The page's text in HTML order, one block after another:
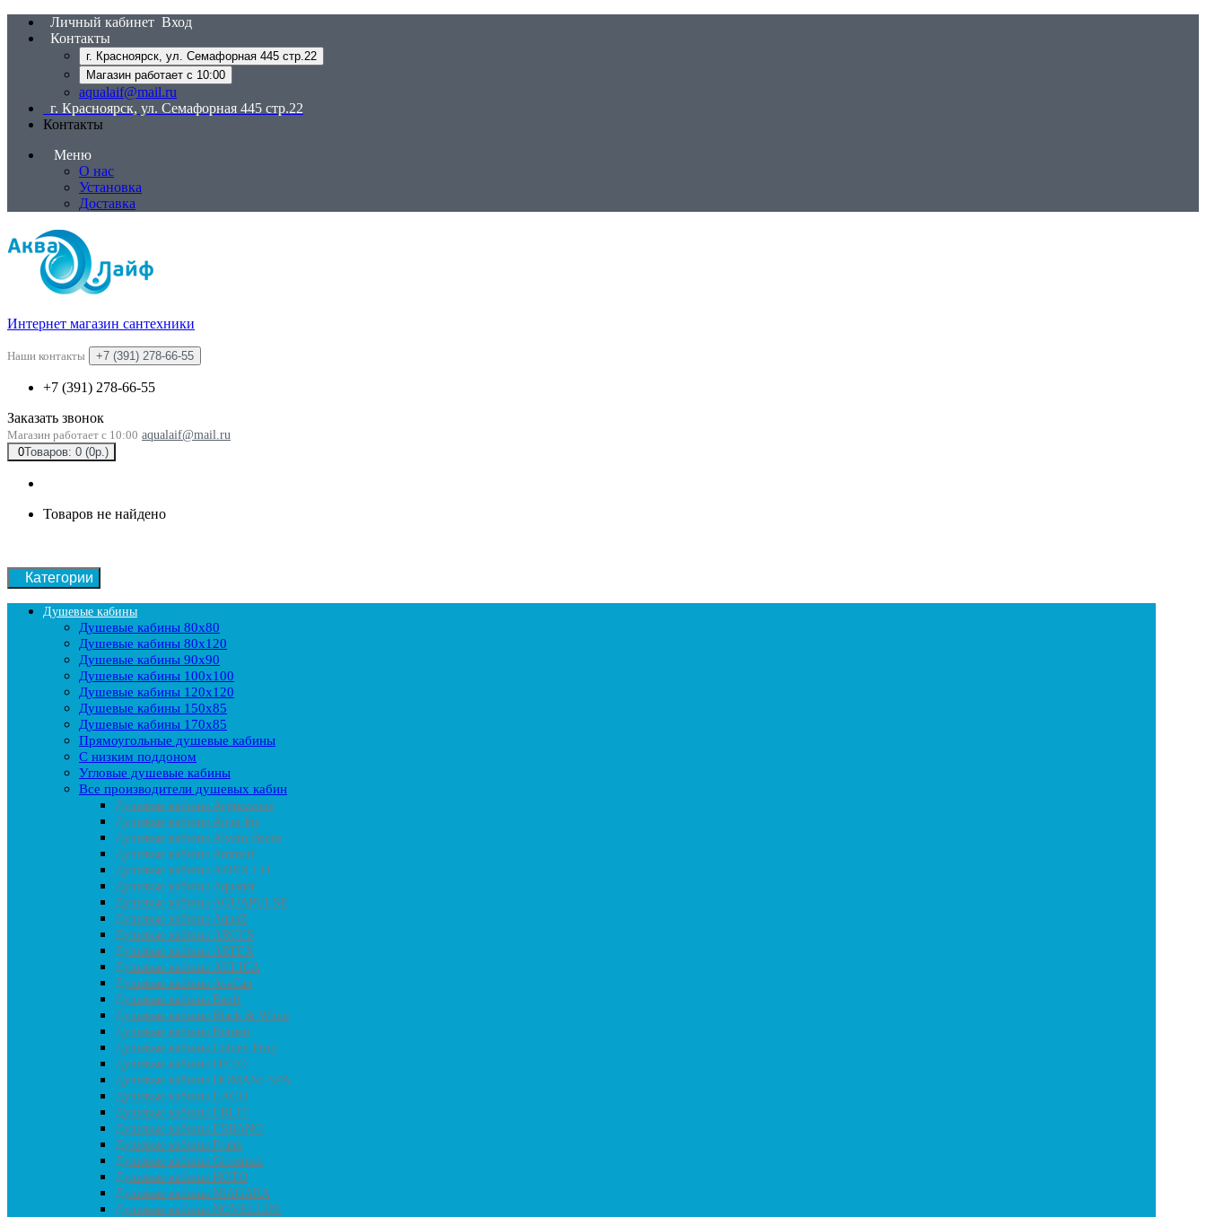
Личный кабинет Вход
Контакты
г. Красноярск, ул. Семафорная 445 стр.22
Магазин работает с 10:00
aqualaif@mail.ru
г. Красноярск, ул. Семафорная 445 стр.22
Контакты
Меню
О нас
Установка
Доставка
Интернет магазин сантехники
Наши контакты +7 (391) 278-66-55
+7 (391) 278-66-55
Заказать звонок
Магазин работает с 10:00 aqualaif@mail.ru
0Товаров: 0 (0р.)
Товаров не найдено
Категории
Душевые кабины
Душевые кабины 80x80
Душевые кабины 80x120
Душевые кабины 90х90
Душевые кабины 100x100
Душевые кабины 120x120
Душевые кабины 150x85
Душевые кабины 170x85
Прямоугольные душевые кабины
С низким поддоном
Угловые душевые кабины
Все производители душевых кабин
Душевые кабины Acguazzone
Душевые кабины Agua Joy
Душевые кабины Alvaro Banos
Душевые кабины Ammari
Душевые кабины APPOLLO
Душевые кабины Aquanet
Душевые кабины AQUAPULSE
Душевые кабины AquaZ
Душевые кабины ARCUS
Душевые кабины ARTEX
Душевые кабины AULICA
Душевые кабины AvaCan
Душевые кабины Banff
Душевые кабины Black & White
Душевые кабины Borneo
Душевые кабины Colden Frog
Душевые кабины DETO
Душевые кабины DOMANI-SPA
Душевые кабины EAGO
Душевые кабины ERLIT
Душевые кабины ESBANO
Душевые кабины Frank
Душевые кабины Grossman
Душевые кабины HOTO
Душевые кабины NIAGARA
Душевые кабины NOVELLINI